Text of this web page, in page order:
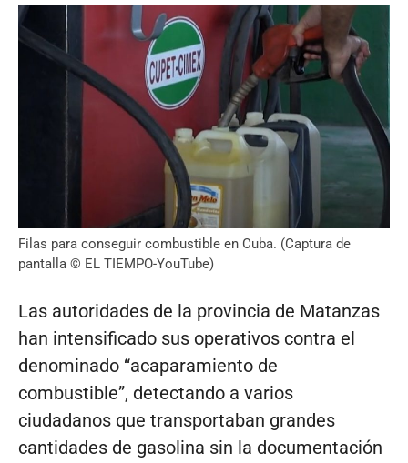
Filas para conseguir combustible en Cuba. (Captura de
pantalla © EL TIEMPO-YouTube)
Las autoridades de la provincia de Matanzas
han intensificado sus operativos contra el
denominado “acaparamiento de
combustible”, detectando a varios
ciudadanos que transportaban grandes
cantidades de gasolina sin la documentación